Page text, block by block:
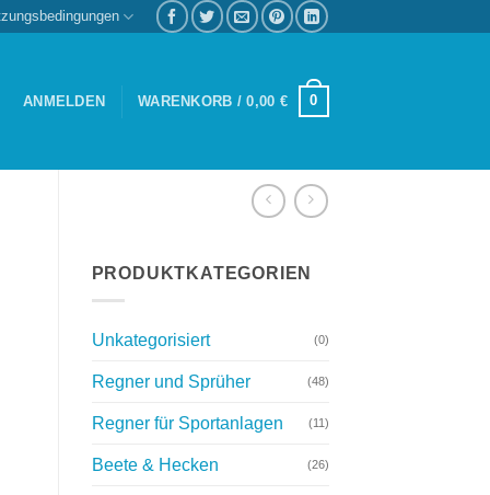
ANMELDEN WARENKORB /0,00 € 0
PRODUKTKATEGORIEN
Unkategorisiert (0)
Regner und Sprüher (48)
Regner für Sportanlagen (11)
Beete & Hecken (26)